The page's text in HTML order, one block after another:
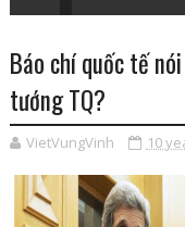
Báo chí quốc tế
tướng TQ?
VietVungVinh 10